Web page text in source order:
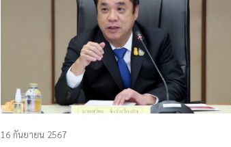
16 กันยายน 2567